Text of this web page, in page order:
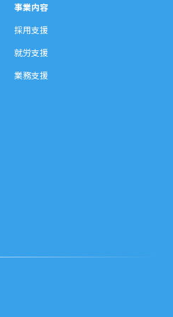
事業内容
採用支援
就労支援
業務支援